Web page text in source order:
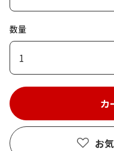
数量
1
お